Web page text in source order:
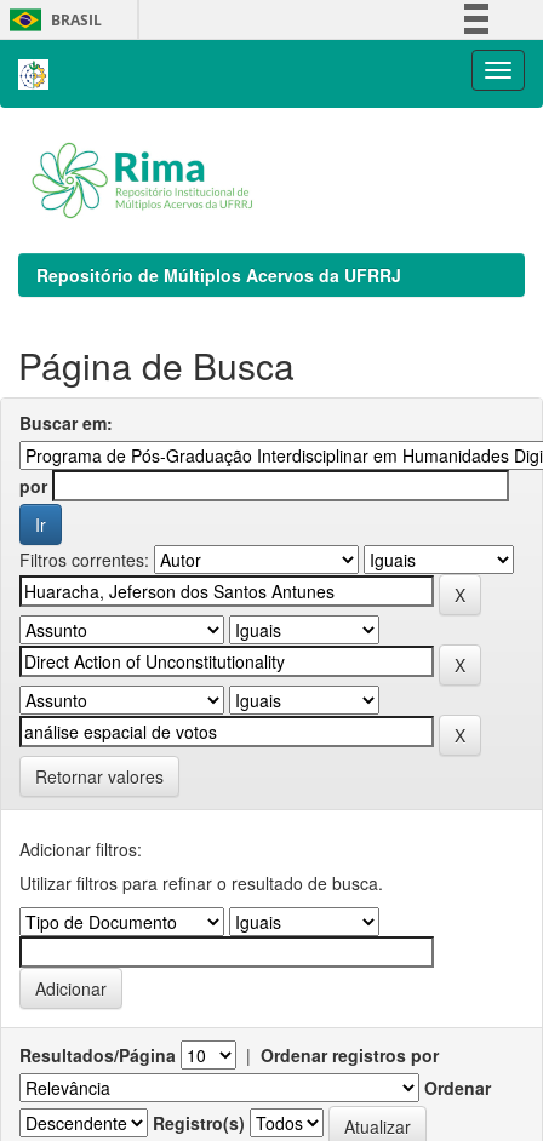
Skip
navigation
BRASIL
Repositório de Múltiplos Acervos da UFRRJ
Página de Busca
Buscar em:
por
Filtros correntes:
Retornar valores
Adicionar filtros:
Utilizar filtros para refinar o resultado de busca.
Resultados/Página | Ordenar registros por
Ordenar
Registro(s)